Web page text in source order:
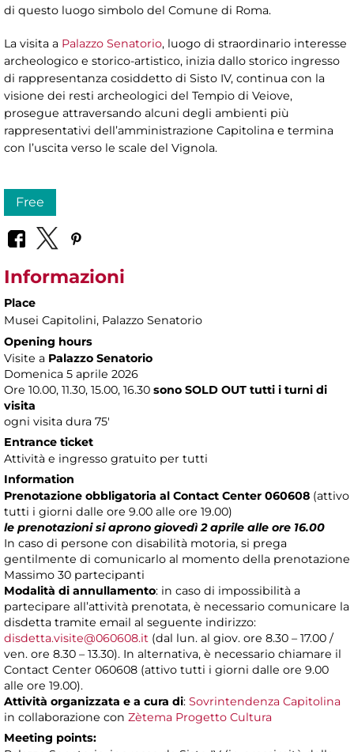
di questo luogo simbolo del Comune di Roma.
La visita a Palazzo Senatorio, luogo di straordinario interesse
archeologico e storico-artistico, inizia dallo storico ingresso
di rappresentanza cosiddetto di Sisto IV, continua con la
visione dei resti archeologici del Tempio di Veiove,
prosegue attraversando alcuni degli ambienti più
rappresentativi dell’amministrazione Capitolina e termina
con l’uscita verso le scale del Vignola.
Free
Informazioni
Place
Musei Capitolini, Palazzo Senatorio
Opening hours
Visite a Palazzo Senatorio
Domenica 5 aprile 2026
Ore 10.00, 11.30, 15.00, 16.30 sono SOLD OUT tutti i turni di
visita
ogni visita dura 75'
Entrance ticket
Attività e ingresso gratuito per tutti
Information
Prenotazione obbligatoria al Contact Center 060608 (attivo
tutti i giorni dalle ore 9.00 alle ore 19.00)
le prenotazioni si aprono giovedì 2 aprile alle ore 16.00
In caso di persone con disabilità motoria, si prega
gentilmente di comunicarlo al momento della prenotazione
Massimo 30 partecipanti
Modalità di annullamento: in caso di impossibilità a
partecipare all’attività prenotata, è necessario comunicare la
disdetta tramite email al seguente indirizzo:
disdetta.visite@060608.it (dal lun. al giov. ore 8.30 – 17.00 /
ven. ore 8.30 – 13.30). In alternativa, è necessario chiamare il
Contact Center 060608 (attivo tutti i giorni dalle ore 9.00
alle ore 19.00).
Attività organizzata e a cura di: Sovrintendenza Capitolina
in collaborazione con Zètema Progetto Cultura
Meeting points: